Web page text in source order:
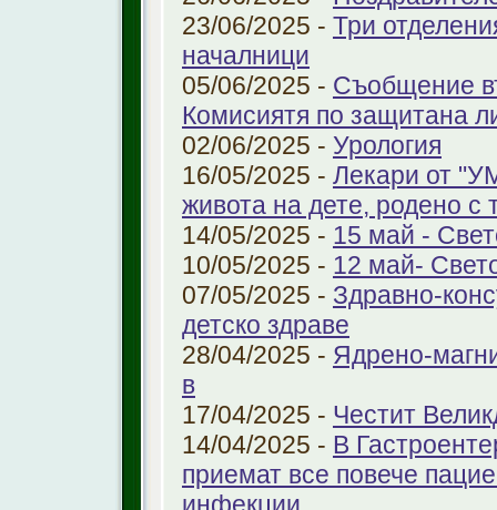
23/06/2025 - Три
началници
05/06/2025 - Съобщение
Комисиятя по защитана
02/06/2025 - Урология
16/05/2025 - Лекари от
живота на дете, родено с
14/05/2025 - 15 май -
10/05/2025 - 12 май-
07/05/2025 - Здравно-
детско здраве
28/04/2025 - Ядрено-
в
17/04/2025 - Честит
14/04/2025 - В
приемат все повече